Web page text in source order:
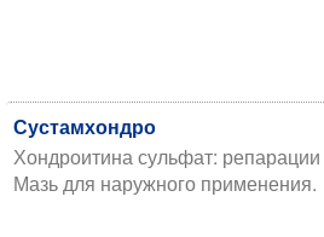
Сустамхондро
Хондроитина сульфат: репарации
Мазь для наружного применения.